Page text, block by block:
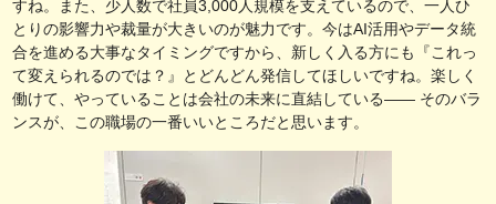
すね。また、少人数で社員3,000人規模を支えているので、一人ひ
とりの影響力や裁量が大きいのが魅力です。今はAI活用やデータ統
合を進める大事なタイミングですから、新しく入る方にも『これっ
て変えられるのでは？』とどんどん発信してほしいですね。楽しく
働けて、やっていることは会社の未来に直結している—— そのバラ
ンスが、この職場の一番いいところだと思います。